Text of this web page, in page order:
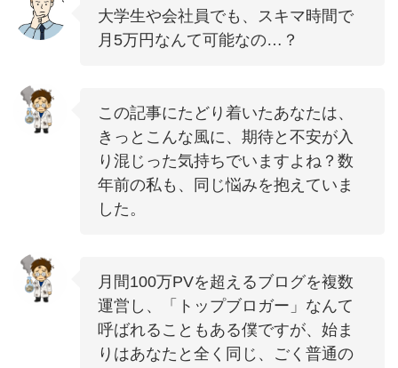
大学生や会社員でも、スキマ時間で
月5万円なんて可能なの…？
この記事にたどり着いたあなたは、
きっとこんな風に、期待と不安が入
り混じった気持ちでいますよね？数
年前の私も、同じ悩みを抱えていま
した。
月間100万PVを超えるブログを複数
運営し、「トップブロガー」なんて
呼ばれることもある僕ですが、始ま
りはあなたと全く同じ、ごく普通の